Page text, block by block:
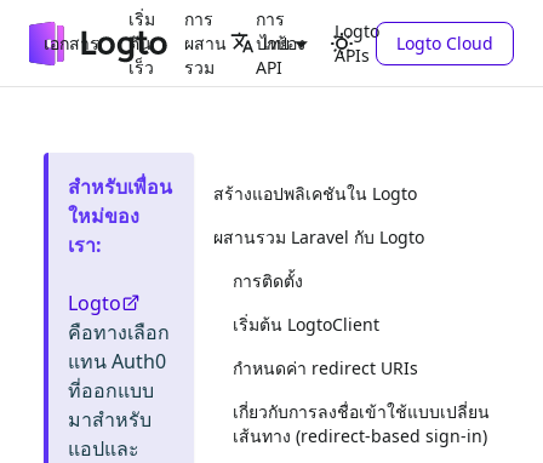
เอกสาร
เริ่ม
ต้น
เร็ว
การ
ผสาน
รวม
การ
ปกป้อง
API
Logto
APIs
ไทย Logto Cloud
สำหรับเพื่อน
ใหม่ของ
เรา:
Logto
คือทางเลือก
แทน Auth0
ที่ออกแบบ
มาสำหรับ
แอปและ
สร้างแอปพลิเคชันใน Logto
ผสานรวม Laravel กับ Logto
การติดตั้ง
เริ่มต้น LogtoClient
กำหนดค่า redirect URIs
เกี่ยวกับการลงชื่อเข้าใช้แบบเปลี่ยน
เส้นทาง (redirect-based sign-in)